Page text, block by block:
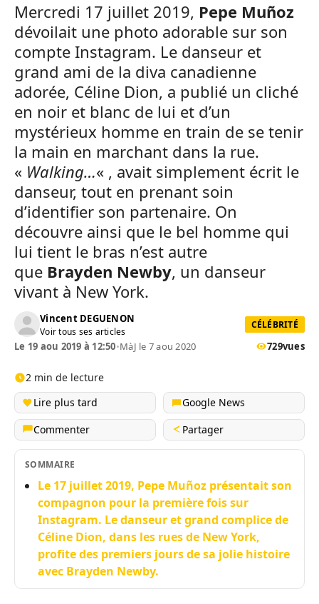
Mercredi 17 juillet 2019, Pepe Muñoz
dévoilait une photo adorable sur son
compte Instagram. Le danseur et
grand ami de la diva canadienne
adorée, Céline Dion, a publié un cliché
en noir et blanc de lui et d’un
mystérieux homme en train de se tenir
la main en marchant dans la rue.
« Walking…« , avait simplement écrit le
danseur, tout en prenant soin
d’identifier son partenaire. On
découvre ainsi que le bel homme qui
lui tient le bras n’est autre
que Brayden Newby, un danseur
vivant à New York.
Vincent DEGUENON
Voir tous ses articles
CÉLÉBRITÉ
Le 19 aou 2019 à 12:50•MàJ le 7 aou 2020 729vues
2 min de lecture
Lire plus tard
Google News
Commenter
Partager
SOMMAIRE
Le 17 juillet 2019, Pepe Muñoz présentait son
compagnon pour la première fois sur
Instagram. Le danseur et grand complice de
Céline Dion, dans les rues de New York,
profite des premiers jours de sa jolie histoire
avec Brayden Newby.